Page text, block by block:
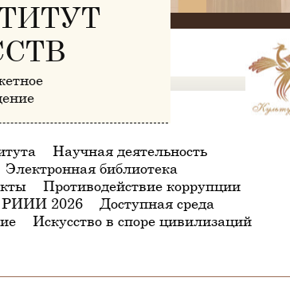
Научная деятельность
Электронная библиотека
Противодействие коррупции
РИИИ 2026
Доступная среда
Искусство в споре цивилизаций